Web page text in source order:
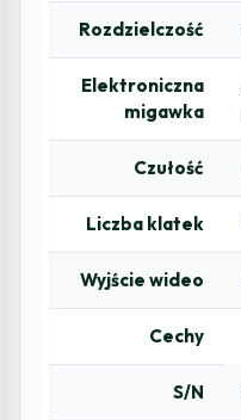
Rozdzielczość
Elektroniczna
migawka
Czułość
Liczba klatek
Wyjście wideo
Cechy
S/N